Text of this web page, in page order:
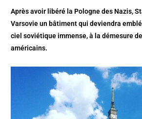
Après avoir libéré la Pologne des Nazis,
Varsovie un bâtiment qui deviendra
ciel soviétique immense, à la démesure
américains.